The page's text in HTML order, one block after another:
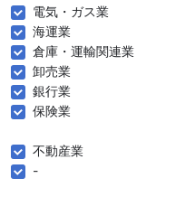
確認した有報締日
2025年03月31日
電気・ガス業
海運業
倉庫・運輸関連業
卸売業
銀行業
保険業
不動産業
-